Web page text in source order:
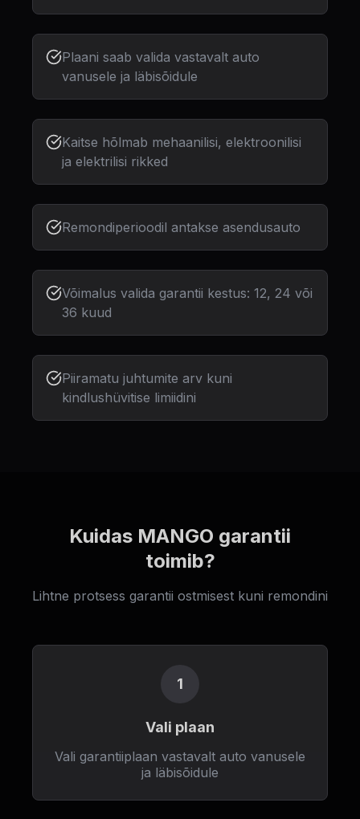
Plaani saab valida vastavalt auto
vanusele ja läbisõidule
Kaitse hõlmab mehaanilisi, elektroonilisi
ja elektrilisi rikked
Remondiperioodil antakse asendusauto
Võimalus valida garantii kestus: 12, 24 või
36 kuud
Piiramatu juhtumite arv kuni
kindlushüvitise limiidini
Kuidas MANGO garantii
toimib?
Lihtne protsess garantii ostmisest kuni remondini
1
Vali plaan
Vali garantiiplaan vastavalt auto vanusele
ja läbisõidule